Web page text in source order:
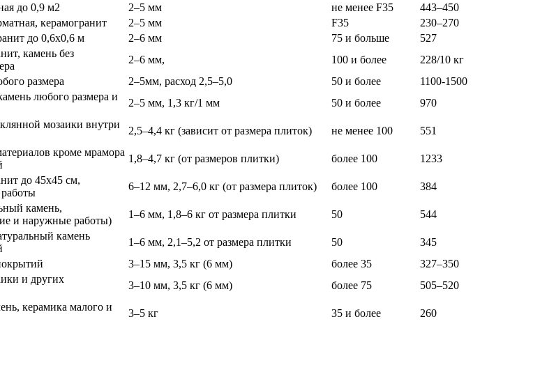
до 0,9 м2 2–5 мм не менее F35
443–450
керамогранит 2–5 мм F35
230–270
до 0,6х0,6 м 2–6 мм 75 и больше
527
камень без
2–6 мм, 100 и более
228/10 кг
размера 2–5мм, расход 2,5–5,0 50 и более
1100-1500
любого размера и
2–5 мм, 1,3 кг/1 мм 50 и более 970
мозаики внутри
2,5–4,4 кг (зависит от размера плиток) не менее 100 551
кроме мрамора
1,8–4,7 кг (от размеров плитки) более 100 1233
до 45х45 см,
6–12 мм, 2,7–6,0 кг (от размера плиток) более 100 384
камень,
и наружные работы)
1–6 мм, 1,8–6 кг от размера плитки 50 544
камень
1–6 мм, 2,1–5,2 от размера плитки 50
345
3–15 мм, 3,5 кг (6 мм) более 35
327–350
и других
3–10 мм, 3,5 кг (6 мм) более 75 505–520
керамика малого и
3–5 кг 35 и более 260